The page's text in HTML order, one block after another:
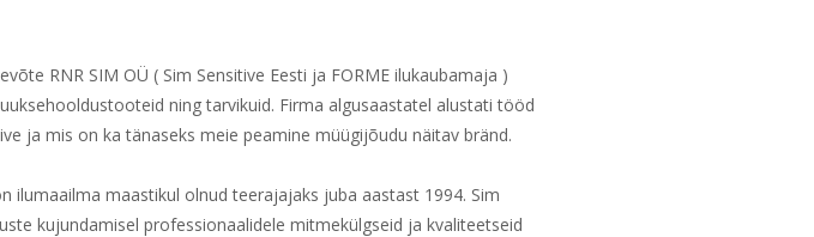
RNR SIM OÜ ( Sim Sensitive Eesti ja FORME ilukaubamaja )
ning tarvikuid. Firma algusaastatel alustati tööd
ja mis on ka tänaseks meie peamine müügijõudu näitav bränd.
ilumaailma maastikul olnud teerajajaks juba aastast 1994. Sim
kujundamisel professionaalidele mitmekülgseid ja kvaliteetseid